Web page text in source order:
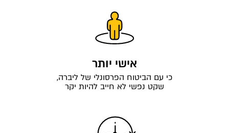
אישי יותר
כי עם הביטוח הפרסונלי של ליברה,
שקט נפשי לא חייב להיות יקר